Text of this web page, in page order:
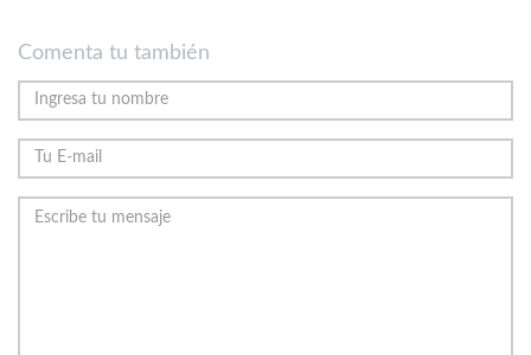
Comenta tu también